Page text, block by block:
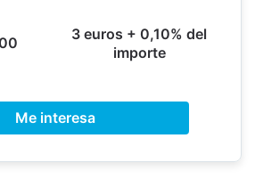
3 euros + 0,10% del
importe
Me interesa